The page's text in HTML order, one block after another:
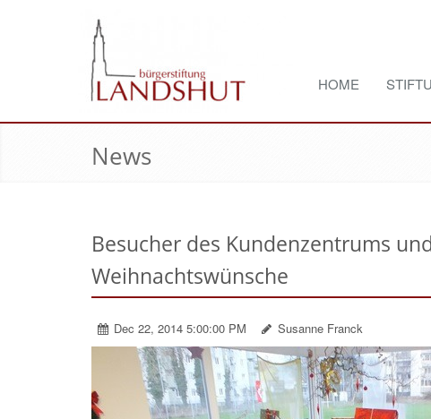
HOME
News
Besucher des Kundenzentrums
Weihnachtswünsche
Dec 22, 2014 5:00:00 PM Susanne Franck